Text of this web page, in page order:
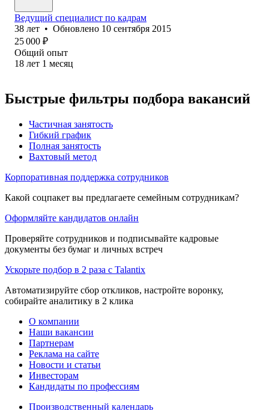
Ведущий специалист по кадрам
38 лет • Обновлено 10 сентября 2015
25 000 ₽
Общий опыт
18 лет 1 месяц
Быстрые фильтры подбора вакансий
Частичная занятость
Гибкий график
Полная занятость
Вахтовый метод
Корпоративная поддержка сотрудников
Какой соцпакет вы предлагаете семейным сотрудникам?
Оформляйте кандидатов онлайн
Проверяйте сотрудников и подписывайте кадровые
документы без бумаг и личных встреч
Ускорьте подбор в 2 раза с Talantix
Автоматизируйте сбор откликов, настройте воронку,
собирайте аналитику в 2 клика
О компании
Наши вакансии
Партнерам
Реклама на сайте
Новости и статьи
Инвесторам
Кандидаты по профессиям
Производственный календарь